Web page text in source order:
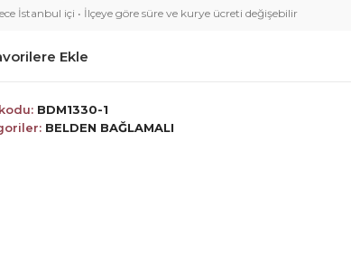
İstanbul içi • İlçeye göre süre ve kurye ücreti değişebilir
Ekle
BDM1330-1
BELDEN BAĞLAMALI